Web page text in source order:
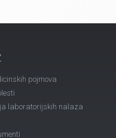
pojmova
laboratorijskih nalaza